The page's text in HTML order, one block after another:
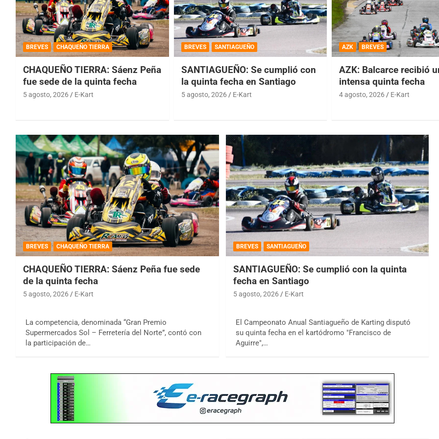
BREVES CHAQUEÑO TIERRA
CHAQUEÑO TIERRA: Sáenz Peña
fue sede de la quinta fecha
5 agosto, 2026 E-Kart
BREVES SANTIAGUEÑO
SANTIAGUEÑO: Se cumplió con
la quinta fecha en Santiago
5 agosto, 2026 E-Kart
AZK BREVES
AZK: Balcarce recibió
intensa quinta fecha
4 agosto, 2026 E-Kart
BREVES CHAQUEÑO TIERRA
CHAQUEÑO TIERRA: Sáenz Peña fue sede
de la quinta fecha
5 agosto, 2026 E-Kart
La competencia, denominada “Gran Premio
Supermercados Sol – Ferretería del Norte”, contó con
la participación de…
BREVES SANTIAGUEÑO
SANTIAGUEÑO: Se cumplió con la quinta
fecha en Santiago
5 agosto, 2026 E-Kart
El Campeonato Anual Santiagueño de Karting disputó
su quinta fecha en el kartódromo "Francisco de
Aguirre",…